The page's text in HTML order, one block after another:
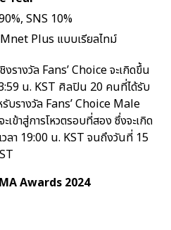
SNS 10%
Plus แบบเรียลไทม์
รางวัล Fans’ Choice จะเกิดขึ้น
น. KST ศิลปิน 20 คนที่ได้รับ
รับรางวัล Fans’ Choice Male
เข้าสู่การโหวตรอบที่สอง ซึ่งจะเกิด
า 19:00 น. KST จนถึงวันที่ 15
Awards 2024